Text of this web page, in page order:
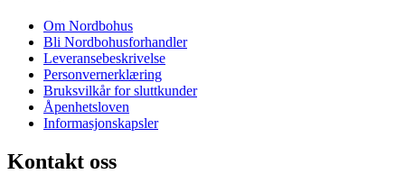
Om Nordbohus
Bli Nordbohusforhandler
Leveransebeskrivelse
Personvernerklæring
Bruksvilkår for sluttkunder
Åpenhetsloven
Informasjonskapsler
Kontakt oss